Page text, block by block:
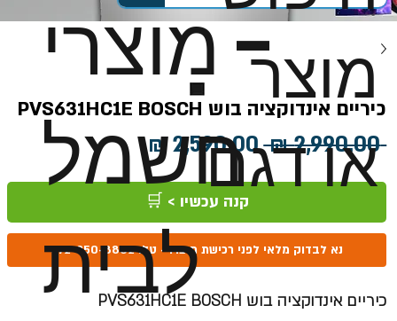
מוצר
או דגם
- מוצרי
חשמל
לבית
כיריים אינדוקציה בוש PVS631HC1E BOSCH
‏2,990.00 ‏₪
מחיר
רגיל
‏2,590.00 ‏₪
מחיר
מבצע
קנה עכשיו > 🛒
נא לבדוק מלאי לפני רכישת מוצר! - טל: 072-250-8882
כיריים אינדוקציה בוש PVS631HC1E BOSCH